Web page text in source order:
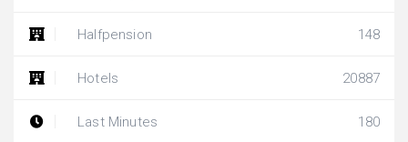
Halfpension 148
Hotels 20887
Last Minutes 180